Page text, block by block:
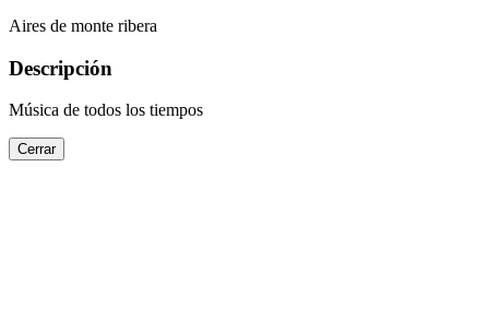
Aires de monte ribera
Descripción
Música de todos los tiempos
Cerrar